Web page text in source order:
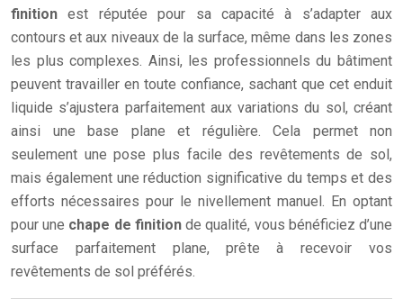
finition est réputée pour sa capacité à s’adapter aux
contours et aux niveaux de la surface, même dans les zones
les plus complexes. Ainsi, les professionnels du bâtiment
peuvent travailler en toute confiance, sachant que cet enduit
liquide s’ajustera parfaitement aux variations du sol, créant
ainsi une base plane et régulière. Cela permet non
seulement une pose plus facile des revêtements de sol,
mais également une réduction significative du temps et des
efforts nécessaires pour le nivellement manuel. En optant
pour une chape de finitionde qualité, vous bénéficiez d’une
surface parfaitement plane, prête à recevoir vos
revêtements de sol préférés.